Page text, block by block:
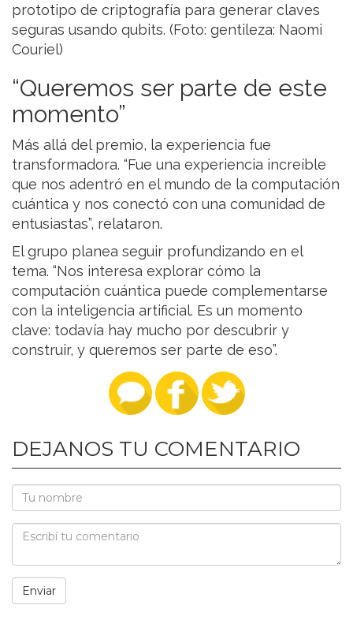
prototipo de criptografía para generar claves
seguras usando qubits. (Foto: gentileza: Naomi
Couriel)
“Queremos ser parte de este
momento”
Más allá del premio, la experiencia fue
transformadora. “Fue una experiencia increíble
que nos adentró en el mundo de la computación
cuántica y nos conectó con una comunidad de
entusiastas”, relataron.
El grupo planea seguir profundizando en el
tema. “Nos interesa explorar cómo la
computación cuántica puede complementarse
con la inteligencia artificial. Es un momento
clave: todavía hay mucho por descubrir y
construir, y queremos ser parte de eso”.
DEJANOS TU COMENTARIO